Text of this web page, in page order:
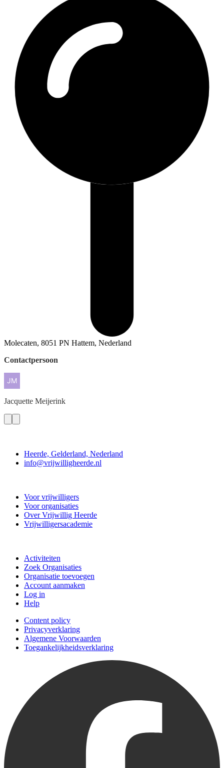
Molecaten, 8051 PN Hattem, Nederland
Contactpersoon
Jacquette Meijerink
Heerde, Gelderland, Nederland
info@vrijwilligheerde.nl
Voor vrijwilligers
Voor organisaties
Over Vrijwillig Heerde
Vrijwilligersacademie
Activiteiten
Zoek Organisaties
Organisatie toevoegen
Account aanmaken
Log in
Help
Content policy
Privacyverklaring
Algemene Voorwaarden
Toegankelijkheidsverklaring